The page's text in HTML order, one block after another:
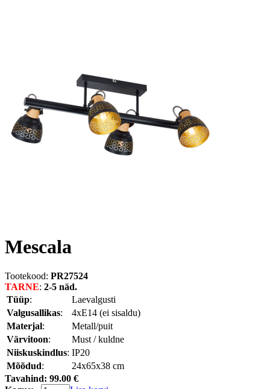
Mescala
Tootekood: PR27524
TARNE: 2-5 näd.
Tüüp:
Laevalgusti
Valgusallikas:
4xE14 (ei sisaldu)
Materjal:
Metall/puit
Värvitoon:
Must / kuldne
Niiskuskindlus: IP20
Mõõdud:
24x65x38 cm
Tavahind: 99.00 €